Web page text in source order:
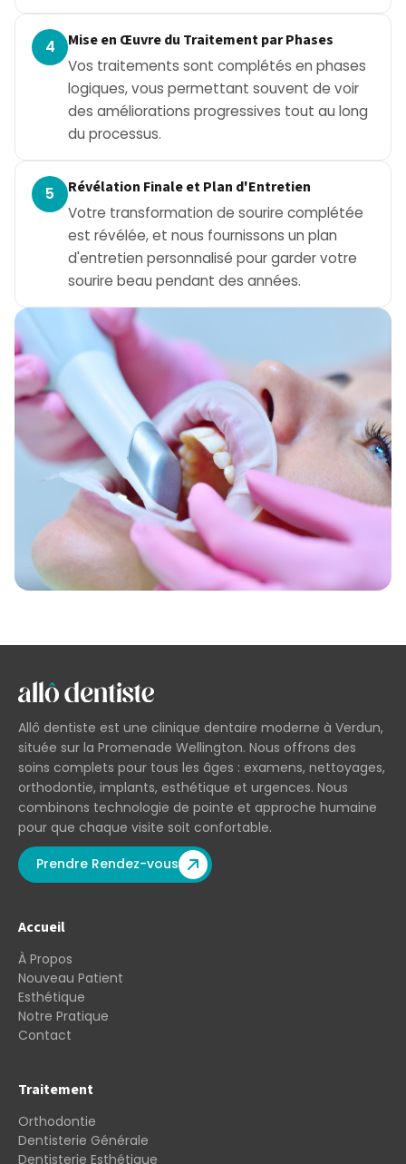
4 Mise en Œuvre du Traitement par Phases
Vos traitements sont complétés en phases
logiques, vous permettant souvent de voir
des améliorations progressives tout au long
du processus.
5 Révélation Finale et Plan d'Entretien
Votre transformation de sourire complétée
est révélée, et nous fournissons un plan
d'entretien personnalisé pour garder votre
sourire beau pendant des années.
Allô dentiste est une clinique dentaire moderne à Verdun,
située sur la Promenade Wellington. Nous offrons des
soins complets pour tous les âges : examens, nettoyages,
orthodontie, implants, esthétique et urgences. Nous
combinons technologie de pointe et approche humaine
pour que chaque visite soit confortable.
Prendre Rendez-vous
Accueil
À Propos
Nouveau Patient
Esthétique
Notre Pratique
Contact
Traitement
Orthodontie
Dentisterie Générale
Dentisterie Esthétique